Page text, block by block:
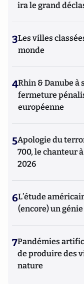
ira le grand
3Les villes
monde
4Rhin & Danube à
fermeture
européenne
5Apologie du
700, le chanteur
2026
6L’étude
(encore) un
7Pandémies
de produire des
nature